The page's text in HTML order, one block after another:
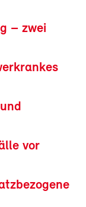
– zwei
vor